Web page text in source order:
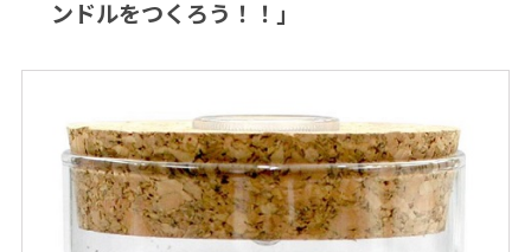
ンドルをつくろう！！」